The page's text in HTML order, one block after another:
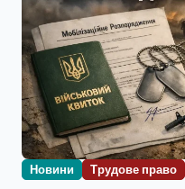
Новини Трудове право